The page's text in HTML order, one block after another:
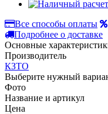
Все способы оплаты
Подробнее о доставке
Основные
Производитель
КЗТО
Выберите нужный
Фото
Название и артикул
Цена